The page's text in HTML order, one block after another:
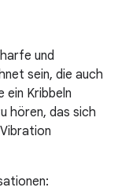
und
sein, die auch
ein Kribbeln
hören, das sich